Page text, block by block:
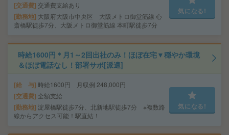
交通費 交通費支給あり
勤務地 大阪府大阪市中央区 大阪メトロ御堂筋線 心
斎橋駅徒歩7分、大阪メトロ御堂筋線 本町駅徒歩7分
気になる!
時給1600円＊月1～2回出社のみ！ほぼ在宅▼穏やか環境
＆ほぼ電話なし！部署サポ[派遣]
給 与 時給1600円 月収例 248,000円
交通費 全額支給
勤務地 淀屋橋駅徒歩7分、北新地駅徒歩7分 ※複数路
線からアクセス可能！駅直結！
気になる!